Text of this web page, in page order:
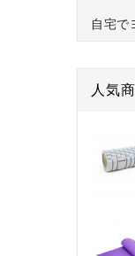
自宅
人気